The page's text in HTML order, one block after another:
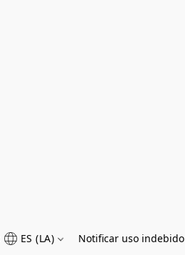
ES (LA) Notificar uso indebido